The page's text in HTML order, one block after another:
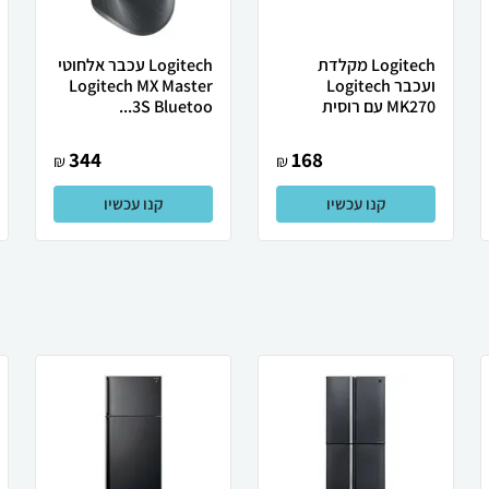
Logitech מקלדת
ועכבר Logitech
MK270 עם רוסית
168
₪
קנו עכשיו
Logitech עכבר אלחוטי
Logitech MX Master
3S Bluetoo...
344
₪
קנו עכשיו